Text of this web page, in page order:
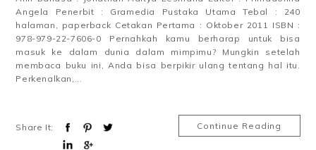
Angela Penerbit : Gramedia Pustaka Utama Tebal : 240
halaman, paperback Cetakan Pertama : Oktober 2011 ISBN :
978-979-22-7606-0 Pernahkah kamu berharap untuk bisa
masuk ke dalam dunia dalam mimpimu? Mungkin setelah
membaca buku ini, Anda bisa berpikir ulang tentang hal itu.
Perkenalkan,...
Share It: Continue Reading